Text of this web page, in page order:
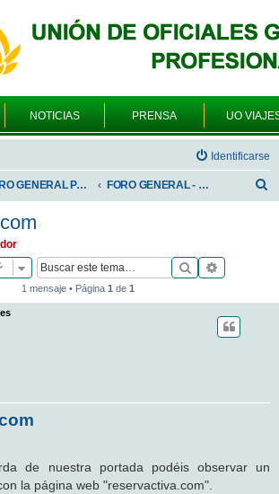
NOTICIAS PRENSA UO
Identificarse
FORO GENERAL PARA TODOS LOS USUARIOS FORO GENERAL - VARIEDADES
r
Buscar
1 mensaje • Página 1 de 1
de nuestra portada podéis observar un
la página web "reservactiva.com".